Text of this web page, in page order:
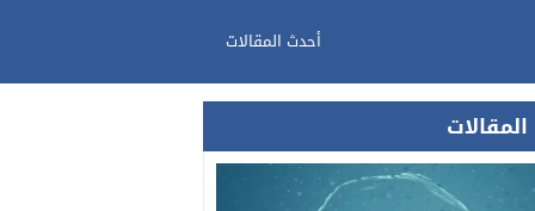
أحدث المقالات